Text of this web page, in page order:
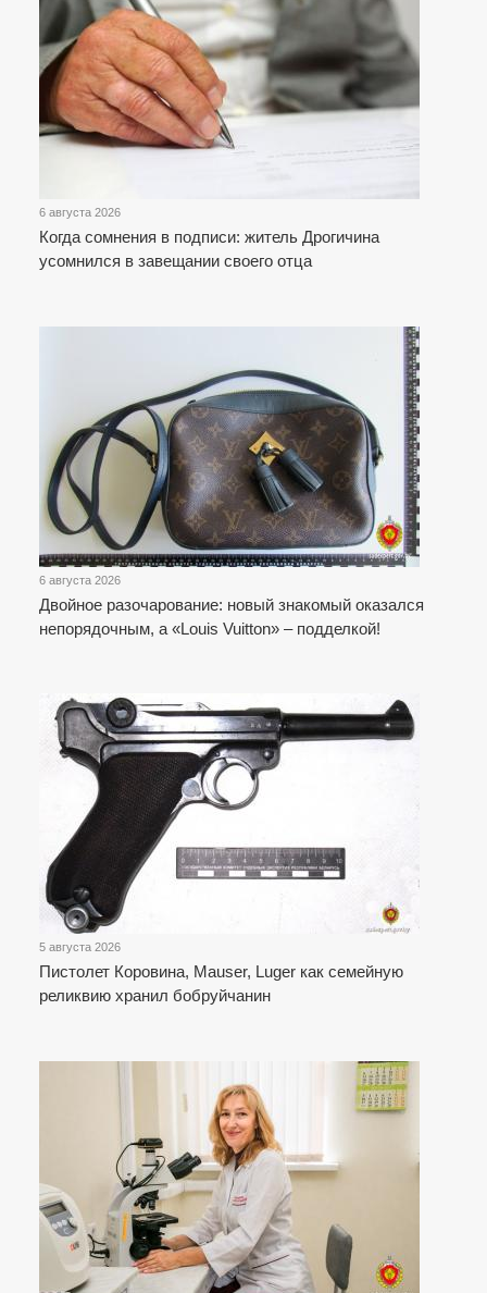
6 августа 2026
Когда сомнения в подписи: житель Дрогичина
усомнился в завещании своего отца
6 августа 2026
Двойное разочарование: новый знакомый оказался
непорядочным, а «Louis Vuitton» – подделкой!
5 августа 2026
Пистолет Коровина, Mauser, Luger как семейную
реликвию хранил бобруйчанин